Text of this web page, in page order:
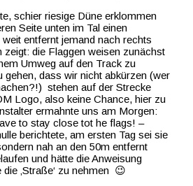
schier riesige Düne erklommen
Seite unten im Tal einen
entfernt jemand nach rechts
zeigt: die Flaggen weisen zunächst
Umweg auf den Track zu
gehen, dass wir nicht abkürzen (wer
stehen auf der Strecke
Logo, also keine Chance, hier zu
ermahnte uns am Morgen:
to stay close tot he flags! –
berichtete, am ersten Tag sei sie
nah an den 50m entfernt
und hätte die Anweisung
‚Straße‘ zu nehmen 😉